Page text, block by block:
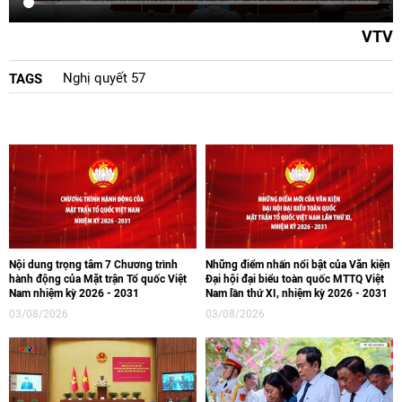
VTV
TAGS Nghị quyết 57
Nội dung trọng tâm 7 Chương trình
hành động của Mặt trận Tổ quốc Việt
Nam nhiệm kỳ 2026 - 2031
03/08/2026
Những điểm nhấn nổi bật của Văn kiện
Đại hội đại biểu toàn quốc MTTQ Việt
Nam lần thứ XI, nhiệm kỳ 2026 - 2031
03/08/2026